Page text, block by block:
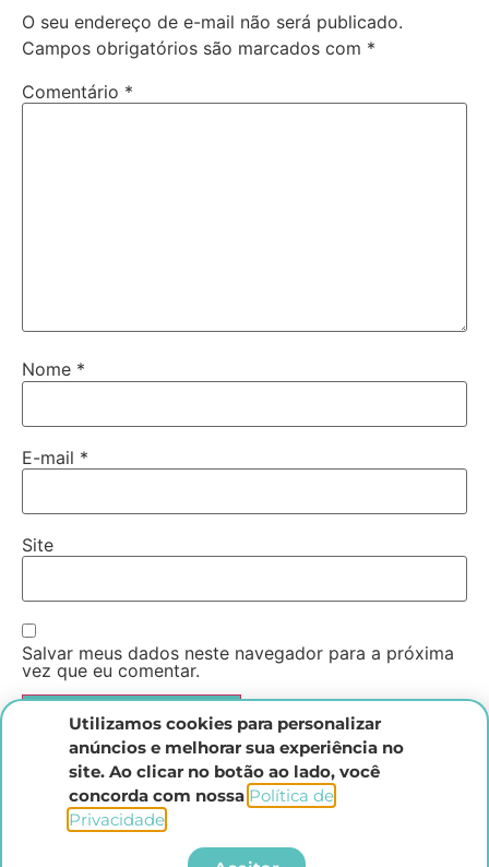
O seu endereço de e-mail não será publicado.
Campos obrigatórios são marcados com *
Comentário *
Nome *
E-mail *
Site
Salvar meus dados neste navegador para a próxima
vez que eu comentar.
Instituto Direito Penal Brasileiro
Utilizamos cookies para personalizar
anúncios e melhorar sua experiência no
site. Ao clicar no botão ao lado, você
concorda com nossa Política de
Privacidade.​